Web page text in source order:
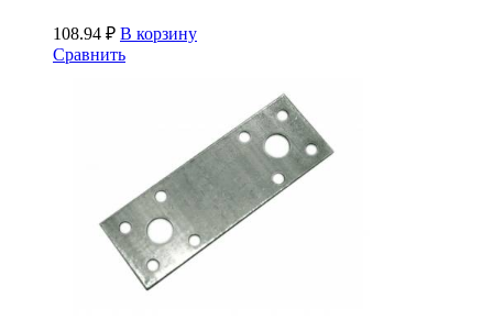
108.94 ₽ В корзину
Сравнить